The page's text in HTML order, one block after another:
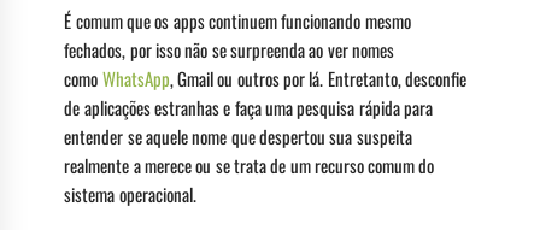
É comum que os apps continuem funcionando mesmo
fechados, por isso não se surpreenda ao ver nomes
comoWhatsApp, Gmail ou outros por lá. Entretanto, desconfie
de aplicações estranhas e faça uma pesquisa rápida para
entender se aquele nome que despertou sua suspeita
realmente a merece ou se trata de um recurso comum do
sistema operacional.